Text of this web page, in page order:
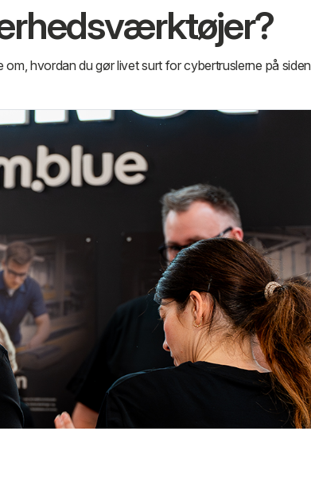
hvordan du gør livet surt for cybertruslerne på siden